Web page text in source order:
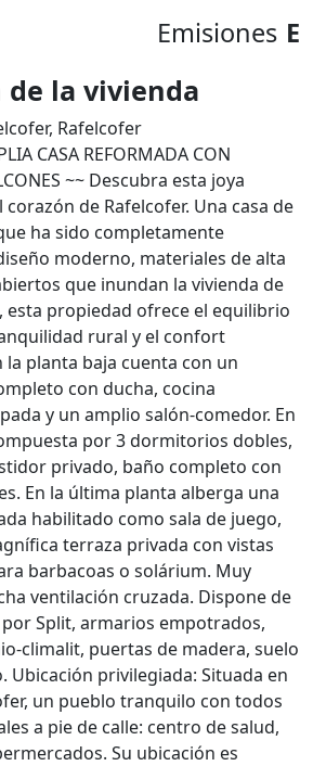
Emisiones E
de la vivienda
Rafelcofer
CASA REFORMADA CON
~~ Descubra esta joya
de Rafelcofer. Una casa de
ha sido completamente
moderno, materiales de alta
que inundan la vivienda de
esta propiedad ofrece el equilibrio
rural y el confort
planta baja cuenta con un
con ducha, cocina
y un amplio salón-comedor. En
por 3 dormitorios dobles,
privado, baño completo con
En la última planta alberga una
habilitado como sala de juego,
terraza privada con vistas
barbacoas o solárium. Muy
ventilación cruzada. Dispone de
Split, armarios empotrados,
climalit, puertas de madera, suelo
Ubicación privilegiada: Situada en
un pueblo tranquilo con todos
a pie de calle: centro de salud,
Su ubicación es